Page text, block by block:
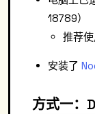
18789）
推荐
安装了
方式一：